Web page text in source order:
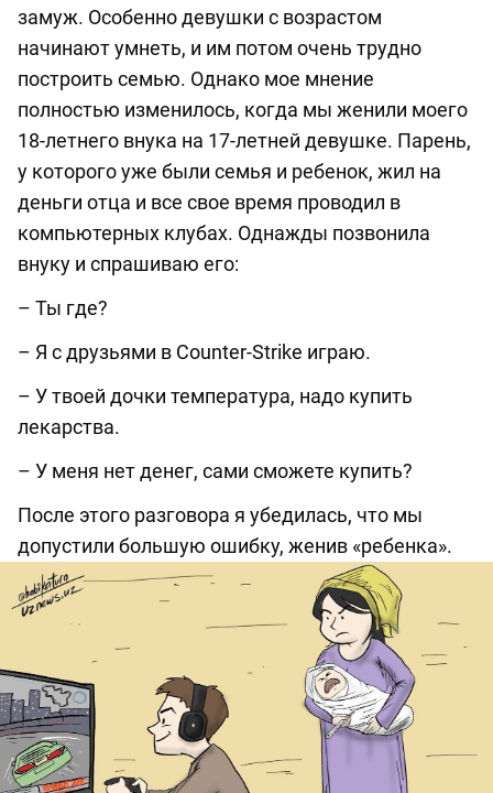
замуж. Особенно девушки с возрастом
начинают умнеть, и им потом очень трудно
построить семью. Однако мое мнение
полностью изменилось, когда мы женили моего
18-летнего внука на 17-летней девушке. Парень,
у которого уже были семья и ребенок, жил на
деньги отца и все свое время проводил в
компьютерных клубах. Однажды позвонила
внуку и спрашиваю его:
– Ты где?
– Я с друзьями в Counter-Strike играю.
– У твоей дочки температура, надо купить
лекарства.
– У меня нет денег, сами сможете купить?
После этого разговора я убедилась, что мы
допустили большую ошибку, женив «ребенка».